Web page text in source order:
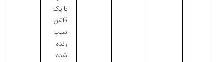
با یک
قاشق
سیب
رنده
شده